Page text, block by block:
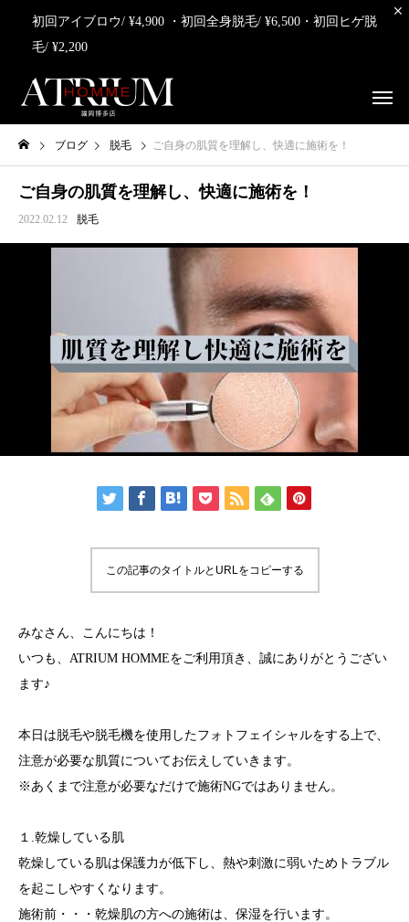
初回アイブロウ/ ¥4,900 ・初回全身脱毛/ ¥6,500・初回ヒゲ脱
毛/ ¥2,200
ブログ 脱毛 ご自身の肌質を理解し、快適に施術を！
ご自身の肌質を理解し、快適に施術を！
2022.02.12 脱毛
この記事のタイトルとURLをコピーする
みなさん、こんにちは！
いつも、ATRIUM HOMMEをご利用頂き、誠にありがとうござい
ます♪
本日は脱毛や脱毛機を使用したフォトフェイシャルをする上で、
注意が必要な肌質についてお伝えしていきます。
※あくまで注意が必要なだけで施術NGではありません。
１.乾燥している肌
乾燥している肌は保護力が低下し、熱や刺激に弱いためトラブル
を起こしやすくなります。
施術前・・・乾燥肌の方への施術は、保湿を行います。